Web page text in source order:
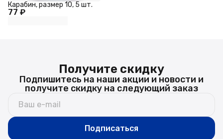
77 ₽
Карабин, размер 10, 5 шт.
Получите скидку
Подпишитесь на наши акции и новости и
получите скидку на следующий заказ
Подписаться